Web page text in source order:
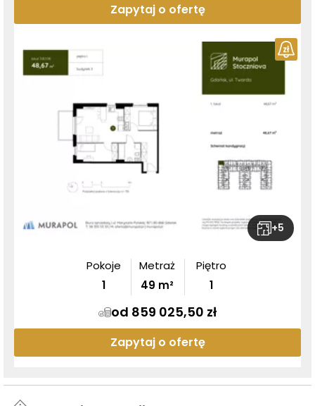
Zapytaj o ofertę
+5
Pokoje
1
Metraż
49 m²
Piętro
1
od 859 025,50 zł
Zapytaj o ofertę